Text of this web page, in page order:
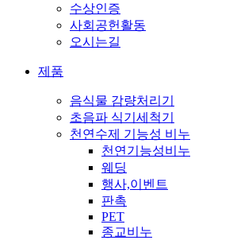
수상인증
사회공헌활동
오시는길
제품
음식물 감량처리기
초음파 식기세척기
천연수제 기능성 비누
천연기능성비누
웨딩
행사,이벤트
판촉
PET
종교비누